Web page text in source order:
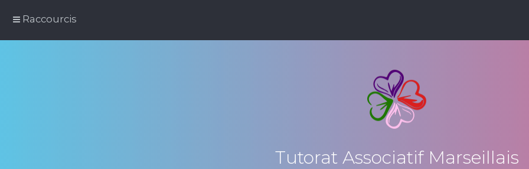
Raccourcis
Tutorat Associatif Marseillais